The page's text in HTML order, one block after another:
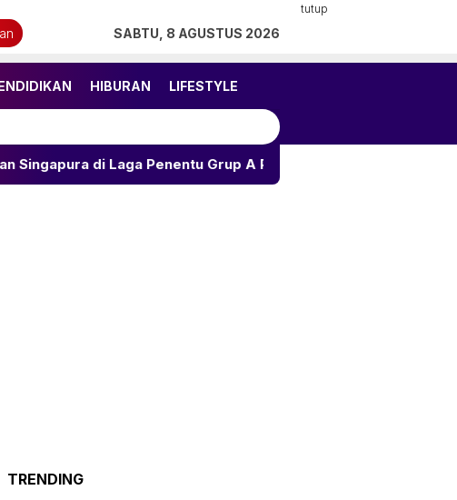
tutup
SABTU, 8 AGUSTUS 2026
HIBURAN LIFESTYLE
Laga Penentu Grup A Piala AFF 2026
TRENDING